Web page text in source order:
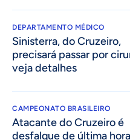
DEPARTAMENTO MÉDICO
Sinisterra, do Cruzeiro,
precisará passar por
veja detalhes
CAMPEONATO BRASILEIRO
Atacante do Cruzeiro é
desfalque de última hora